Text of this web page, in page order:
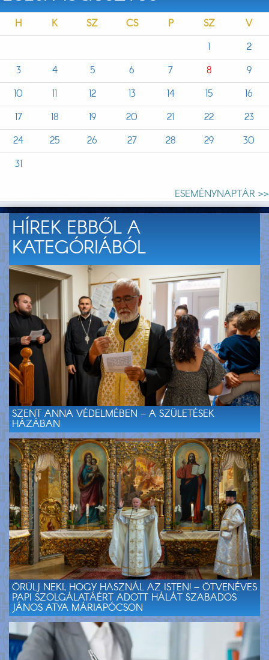
H K SZ CS P SZ
V
1
2
3
4 5 6 7 8
9
10
11 12 13 14 15
16
17
18 19 20 21 22
23
24
25 26 27 28 29
30
31
ESEMÉNYNAPTÁR >>
HÍREK EBBŐL A
KATEGÓRIÁBÓL
SZENT ANNA VÉDELMÉBEN – A SZÜLETÉSEK
HÁZÁBAN
ÖRÜLJ NEKI, HOGY HASZNÁL AZ ISTEN! – ÖTVENÉVES
PAPI SZOLGÁLATÁÉRT ADOTT HÁLÁT SZABADOS
JÁNOS ATYA MÁRIAPÓCSON